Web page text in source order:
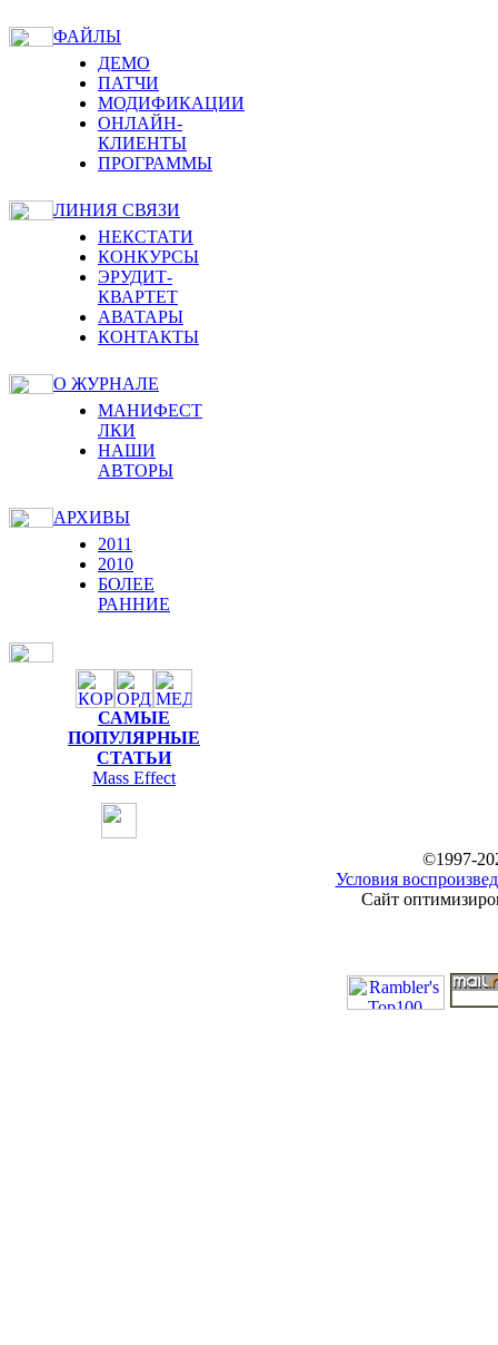
ФАЙЛЫ
ДЕМО
ПАТЧИ
МОДИФИКАЦИИ
ОНЛАЙН-
КЛИЕНТЫ
ПРОГРАММЫ
ЛИНИЯ СВЯЗИ
НЕКСТАТИ
КОНКУРСЫ
ЭРУДИТ-
КВАРТЕТ
АВАТАРЫ
КОНТАКТЫ
О ЖУРНАЛЕ
МАНИФЕСТ
ЛКИ
НАШИ
АВТОРЫ
АРХИВЫ
2011
2010
БОЛЕЕ
РАННИЕ
САМЫЕ
ПОПУЛЯРНЫЕ
СТАТЬИ
Mass Effect
©1997-
Условия
Сайт